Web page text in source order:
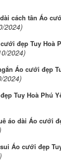
cách tân Áo
2024)
đẹp Tuy Hoà
2024)
Áo cưới đẹp
2024)
Tuy Hoà Phú
áo dài Áo cưới
Áo cưới đẹp